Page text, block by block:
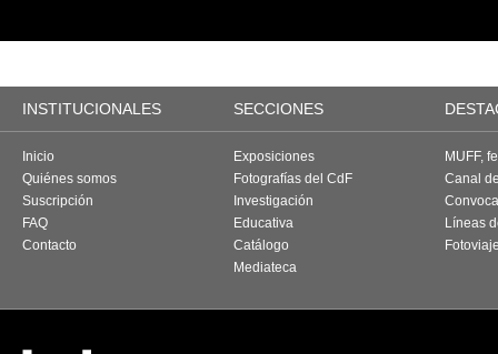
INSTITUCIONALES SECCIONES
Inicio
Quiénes somos
Suscripción
FAQ
Contacto
Exposiciones
Fotografías del CdF
Investigación
Educativa
Catálogo
Mediateca
MUFF,
Canal
Líneas